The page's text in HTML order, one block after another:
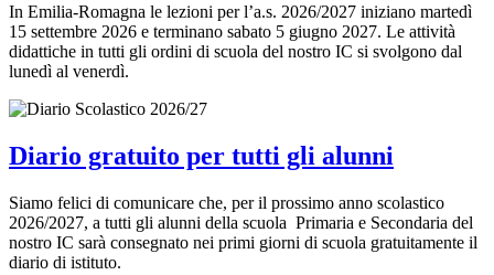
In Emilia-Romagna le lezioni per l’a.s. 2026/2027 iniziano martedì
15 settembre 2026 e terminano sabato 5 giugno 2027. Le attività
didattiche in tutti gli ordini di scuola del nostro IC si svolgono dal
lunedì al venerdì.
Diario gratuito per tutti gli alunni
Siamo felici di comunicare che, per il prossimo anno scolastico
2026/2027, a tutti gli alunni della scuola Primaria e Secondaria del
nostro IC sarà consegnato nei primi giorni di scuola gratuitamente il
diario di istituto.